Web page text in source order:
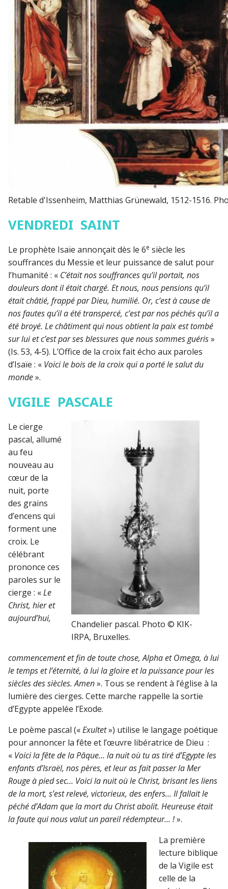
Retable d'Issenheim, Matthias Grünewald, 1512-1516.
VENDREDI SAINT
Le prophète Isaïe annonçait dès le 6e siècle les
souffrances du Messie et leur puissance de salut pour
l’humanité : « C’était nos souffrances qu’il portait, nos
douleurs dont il était chargé. Et nous, nous pensions qu’il
était châtié, frappé par Dieu, humilié. Or, c’est à cause de
nos fautes qu’il a été transpercé, c’est par nos péchés qu’il a
été broyé. Le châtiment qui nous obtient la paix est tombé
sur lui et c’est par ses blessures que nous sommes guéris»
(Is. 53, 4-5). L’Office de la croix fait écho aux paroles
d’Isaïe : « Voici le bois de la croix qui a porté le salut du
monde».
VIGILE PASCALE
Chandelier pascal. Photo © KIK-
IRPA, Bruxelles.
Le cierge
pascal, allumé
au feu
nouveau au
cœur de la
nuit, porte
des grains
d’encens qui
forment une
croix. Le
célébrant
prononce ces
paroles sur le
cierge : «Le
Christ, hier et
aujourd’hui,
commencement et fin de toute chose, Alpha et Omega, à lui
le temps et l’éternité, à lui la gloire et la puissance pour les
siècles des siècles. Amen». Tous se rendent à l’église à la
lumière des cierges. Cette marche rappelle la sortie
d’Egypte appelée l’Exode.
Le poème pascal («Exultet») utilise le langage poétique
pour annoncer la fête et l’œuvre libératrice de Dieu :
« Voici la fête de la Pâque… la nuit où tu as tiré d’Egypte les
enfants d’Israël, nos pères, et leur as fait passer la Mer
Rouge à pied sec… Voici la nuit où le Christ, brisant les liens
de la mort, s’est relevé, victorieux, des enfers… Il fallait le
péché d’Adam que la mort du Christ abolit. Heureuse était
la faute qui nous valut un pareil rédempteur… !».
La première
lecture biblique
de la Vigile est
celle de la